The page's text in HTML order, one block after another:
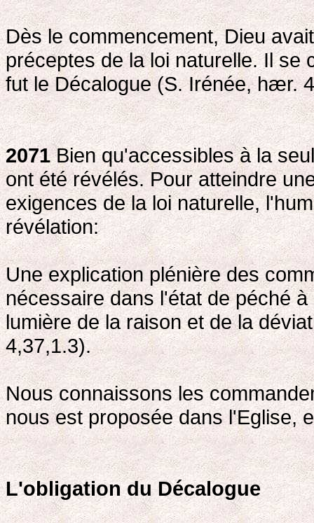
Dès le commencement, Dieu
préceptes de la loi naturelle. Il se
fut le Décalogue (S. Irénée, hær.
2071Bien qu'accessibles à la
ont été révélés. Pour atteindre
exigences de la loi naturelle,
révélation:
Une explication plénière des
nécessaire dans l'état de péché
lumière de la raison et de la
4,37,1.3).
Nous connaissons les
nous est proposée dans l'Eglise,
L'obligation du Décalogue